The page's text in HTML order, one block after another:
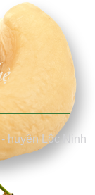
huyện Lộc Ninh